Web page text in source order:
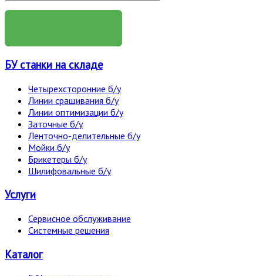
БУ станки на складе
Четырехсторонние б/у
Линии сращивания б/у
Линии оптимизации б/у
Заточные б/у
Ленточно-делительные б/у
Мойки б/у
Брикетеры б/у
Шилифовальные б/у
Услуги
Сервисное обслуживание
Системные решения
Каталог